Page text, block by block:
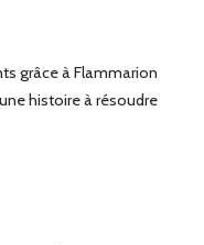
grâce à Flammarion
histoire à résoudre